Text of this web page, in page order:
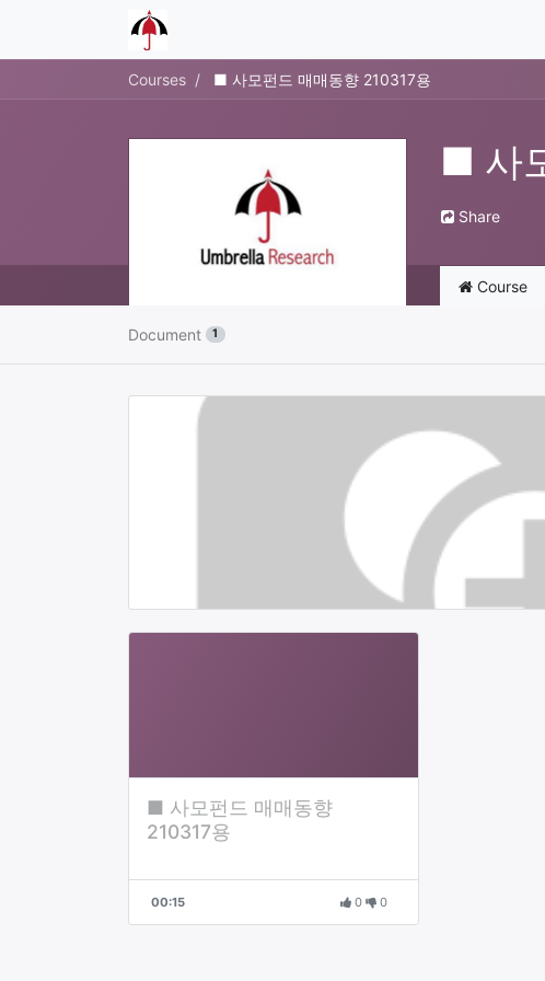
Courses ■ 사모펀드 매매동향 210317용
■ 사
Share
Course
Document 1
■ 사모펀드 매매동향
210317용
00:15 0 0